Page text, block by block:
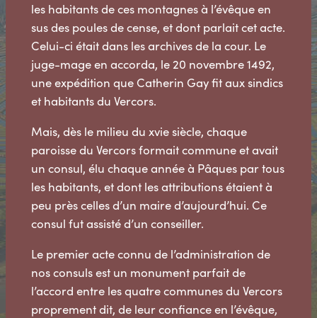
les habitants de ces montagnes à l’évêque en
sus des poules de cense, et dont parlait cet acte.
Celui-ci était dans les archives de la cour. Le
juge-mage en accorda, le 20 novembre 1492,
une expédition que Catherin Gay fit aux sindics
et habitants du Vercors.
Mais, dès le milieu du xvie siècle, chaque
paroisse du Vercors formait commune et avait
un consul, élu chaque année à Pâques par tous
les habitants, et dont les attributions étaient à
peu près celles d’un maire d’aujourd’hui. Ce
consul fut assisté d’un conseiller.
Le premier acte connu de l’administration de
nos consuls est un monument parfait de
l’accord entre les quatre communes du Vercors
proprement dit, de leur confiance en l’évêque,